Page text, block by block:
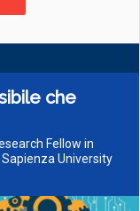
che
Fellow in
University